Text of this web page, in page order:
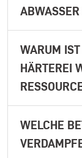
WARUM
HÄRTEREI
WELCHE